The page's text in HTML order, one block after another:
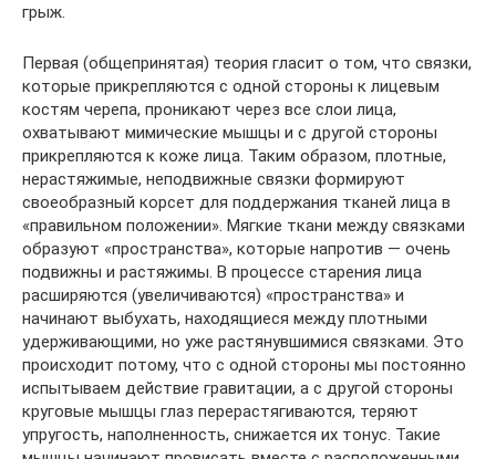
грыж.
Первая (общепринятая) теория гласит о том, что связки,
которые прикрепляются с одной стороны к лицевым
костям черепа, проникают через все слои лица,
охватывают мимические мышцы и с другой стороны
прикрепляются к коже лица. Таким образом, плотные,
нерастяжимые, неподвижные связки формируют
своеобразный корсет для поддержания тканей лица в
«правильном положении». Мягкие ткани между связками
образуют «пространства», которые напротив — очень
подвижны и растяжимы. В процессе старения лица
расширяются (увеличиваются) «пространства» и
начинают выбухать, находящиеся между плотными
удерживающими, но уже растянувшимися связками. Это
происходит потому, что с одной стороны мы постоянно
испытываем действие гравитации, а с другой стороны
круговые мышцы глаз перерастягиваются, теряют
упругость, наполненность, снижается их тонус. Такие